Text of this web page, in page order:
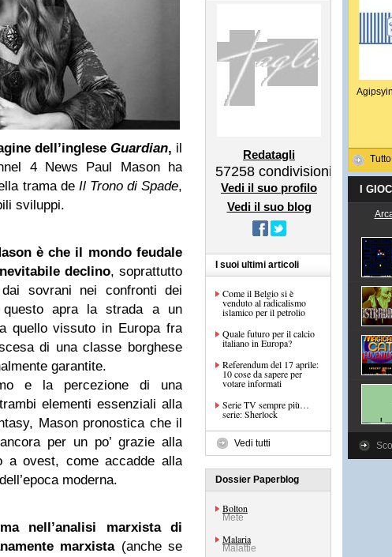
dell’inglese Guardian, il
4 News Paul Mason ha
trama de Il Trono di Spade,
sviluppi.
è che il mondo feudale
declino, soprattutto
sovrani nei confronti dei
apra la strada a un
quello vissuto in Europa fra
di una classe borghese
garantite.
e la percezione di una
elementi essenziali alla
Mason pronostica che il
per un po’ grazie alla
ovest, come accadde alla
moderna.
nell’analisi marxista di
marxista(anche se
Redatagli
57258 condivisioni
Vedi il suo profilo
Vedi il suo blog
I suoi ultimi articoli
Come il Belgio si è
venduto al radicalismo
islamico per il petrolio
Quale futuro per il calcio
italiano in Europa?
Referendum del 17 aprile:
10 cose da sapere per
votare informati
Serie TV sempre più…
serie: Sherlock
Vedi tutti
Dossier Paperblog
Bolton
Mete
Malaria
Malattie
I